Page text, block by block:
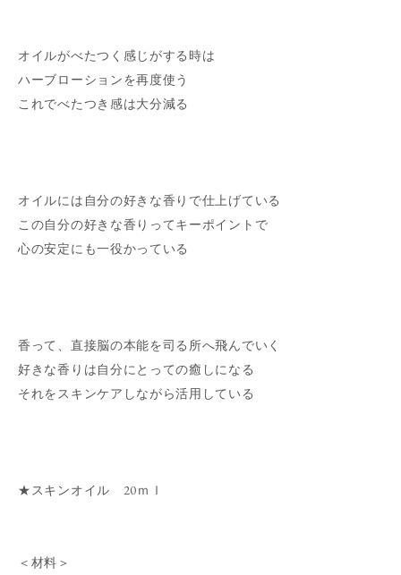
オイルがべたつく感じがする時は
ハーブローションを再度使う
これでべたつき感は大分減る
オイルには自分の好きな香りで仕上げている
この自分の好きな香りってキーポイントで
心の安定にも一役かっている
香って、直接脳の本能を司る所へ飛んでいく
好きな香りは自分にとっての癒しになる
それをスキンケアしながら活用している
★スキンオイル 20ｍｌ
＜材料＞